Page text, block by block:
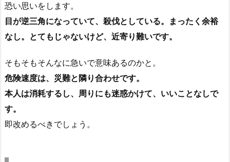
恐い思いをします。
目が逆三角になっていて、殺伐としている。まったく余裕
なし。とてもじゃないけど、近寄り難いです。
そもそもそんなに急いで意味あるのかと。
危険速度は、災難と隣り合わせです。
本人は消耗するし、周りにも迷惑かけて、いいことなしで
す。
即改めるべきでしょう。